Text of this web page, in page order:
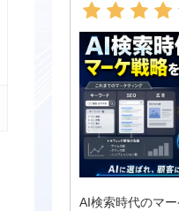
AI検索時代のマ